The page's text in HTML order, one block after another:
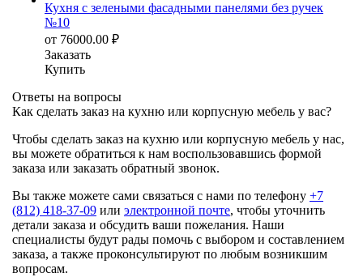
Кухня с зелеными фасадными панелями без ручек
№10
от 76000.00 ₽
Заказать
Купить
Ответы на вопросы
Как сделать заказ на кухню или корпусную мебель у вас?
Чтобы сделать заказ на кухню или корпусную мебель у нас,
вы можете обратиться к нам воспользовавшись формой
заказа или заказать обратный звонок.
Вы также можете сами связаться с нами по телефону +7
(812) 418-37-09 или электронной почте, чтобы уточнить
детали заказа и обсудить ваши пожелания. Наши
специалисты будут рады помочь с выбором и составлением
заказа, а также проконсультируют по любым возникшим
вопросам.